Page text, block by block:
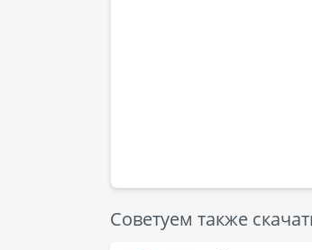
Советуем также